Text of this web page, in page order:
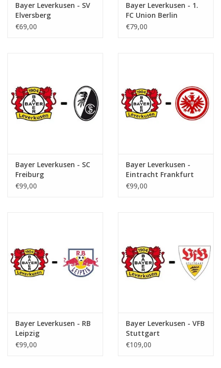
Bayer Leverkusen - SV
Elversberg
€69,00
Bayer Leverkusen - 1.
FC Union Berlin
€79,00
Bayer Leverkusen - SC
Freiburg
€99,00
Bayer Leverkusen -
Eintracht Frankfurt
€99,00
Bayer Leverkusen - RB
Leipzig
€99,00
Bayer Leverkusen - VFB
Stuttgart
€109,00